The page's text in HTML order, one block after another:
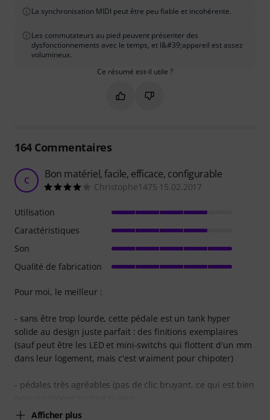
La synchronisation MIDI peut être peu fiable et incohérente.
Les commutateurs au pied peuvent présenter des
dysfonctionnements avec le temps, et l&#39;appareil est assez
volumineux.
Ce résumé est-il utile ?
Marquer ce résumé comme utile
Marquer ce résumé comme
164Commentaires
C Bon matériel, facile, efficace, configurable
Christophe1475 15.02.2017
Pour moi, le meilleur :
- sans être trop lourde, cette pédale est un tank hyper
solide au design juste parfait : des finitions exemplaires
(sauf peut être les LED et mini-switchs qui flottent d'un mm
dans leur logement, mais c'est vraiment pour chipoter)
- pédales très agréables (pas de clic bruyant, ce qui est bien
Afficher plus
Utilisation
Caractéristiques
Son
Qualité de fabrication